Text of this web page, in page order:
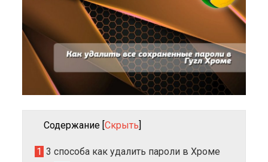
Содержание [Скрыть
1 3 способа как удалить пароли в Хроме